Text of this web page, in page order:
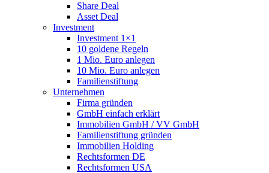
Share Deal
Asset Deal
Investment
Investment 1×1
10 goldene Regeln
1 Mio. Euro anlegen
10 Mio. Euro anlegen
Familienstiftung
Unternehmen
Firma gründen
GmbH einfach erklärt
Immobilien GmbH / VV GmbH
Familienstiftung gründen
Immobilien Holding
Rechtsformen DE
Rechtsformen USA